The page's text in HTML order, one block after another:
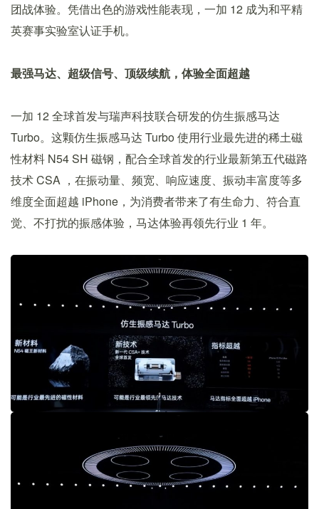
团战体验。凭借出色的游戏性能表现，一加 12 成为和平精
英赛事实验室认证手机。
最强马达、超级信号、顶级续航，体验全面超越
一加 12 全球首发与瑞声科技联合研发的仿生振感马达
Turbo。这颗仿生振感马达 Turbo 使用行业最先进的稀土磁
性材料 N54 SH 磁钢，配合全球首发的行业最新第五代磁路
技术 CSA ，在振动量、频宽、响应速度、振动丰富度等多
维度全面超越 iPhone，为消费者带来了有生命力、符合直
觉、不打扰的振感体验，马达体验再领先行业 1 年。